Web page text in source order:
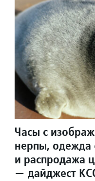
Часы с
нерпы, одежда
и распродажа
— дайджест